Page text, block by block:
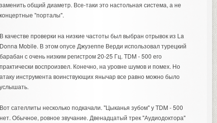
общий диаметр. Все-таки это настольная система, а не
"порталы".
качестве проверки на низкие частоты был выбран отрывок из La
Mobile. В этом опусе Джузеппе Верди использовал турецкий
с очень низким регистром 20-25 Гц. TDM - 500 его
воспроизвел. Конечно, на уровне шумов и помех. Но
инструмента воинствующих янычар все равно можно было
сателлиты несколько подкачали. "Цыканья зубом" у TDM - 500
Обычное, ровное звучание. Двенадцатый трек "Аудиодоктора"